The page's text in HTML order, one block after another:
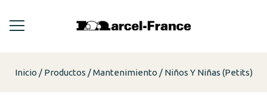
Inicio Productos Mantenimiento Niños Y Niñas (Petits)